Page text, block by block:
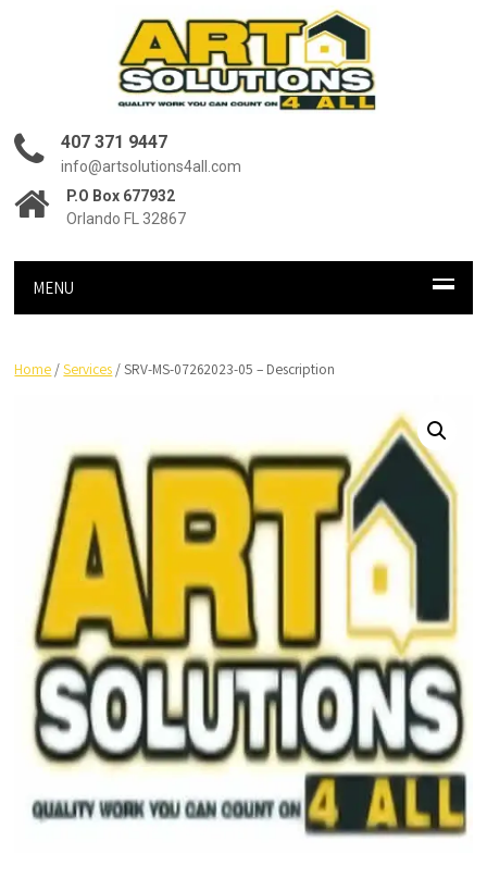
407 371 9447
info@artsolutions4all.com
P.O Box 677932
Orlando FL 32867
MENU
Home /Services / SRV-MS-07262023-05 – Description